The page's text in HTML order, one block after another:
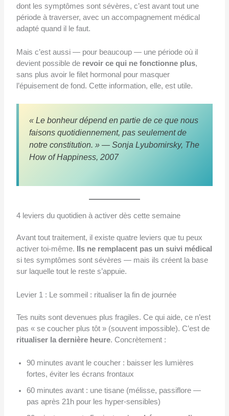
dont les symptômes sont sévères, c’est avant tout une
période à traverser, avec un accompagnement médical
adapté quand il le faut.
Mais c’est aussi — pour beaucoup — une période où il
devient possible de revoir ce qui ne fonctionne plus,
sans plus avoir le filet hormonal pour masquer
l’épuisement de fond. Cette information, elle, est utile.
« Le bonheur dépend en partie de ce que nous
faisons quotidiennement, pas seulement de
notre constitution. »— Sonja Lyubomirsky, The
How of Happiness, 2007
4 leviers du quotidien à activer dès cette semaine
Avant tout traitement, il existe quatre leviers que tu peux
activer toi-même.
Ils ne remplacent pas un suivi médical
si tes symptômes sont sévères — mais ils créent la base
sur laquelle tout le reste s’appuie.
Levier 1 : Le sommeil : ritualiser la fin de journée
Tes nuits sont devenues plus fragiles. Ce qui aide, ce n’est
pas « se coucher plus tôt » (souvent impossible). C’est de
ritualiser la dernière heure. Concrètement :
90 minutes avant le coucher : baisser les lumières
fortes, éviter les écrans frontaux
60 minutes avant : une tisane (mélisse, passiflore —
pas après 21h pour les hyper-sensibles)